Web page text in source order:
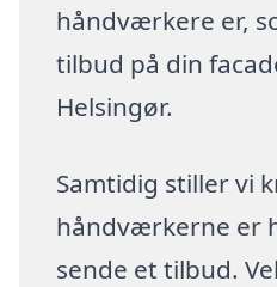
håndværkere er,
tilbud på din
Helsingør.
Samtidig stiller vi
håndværkerne er
sende et tilbud.